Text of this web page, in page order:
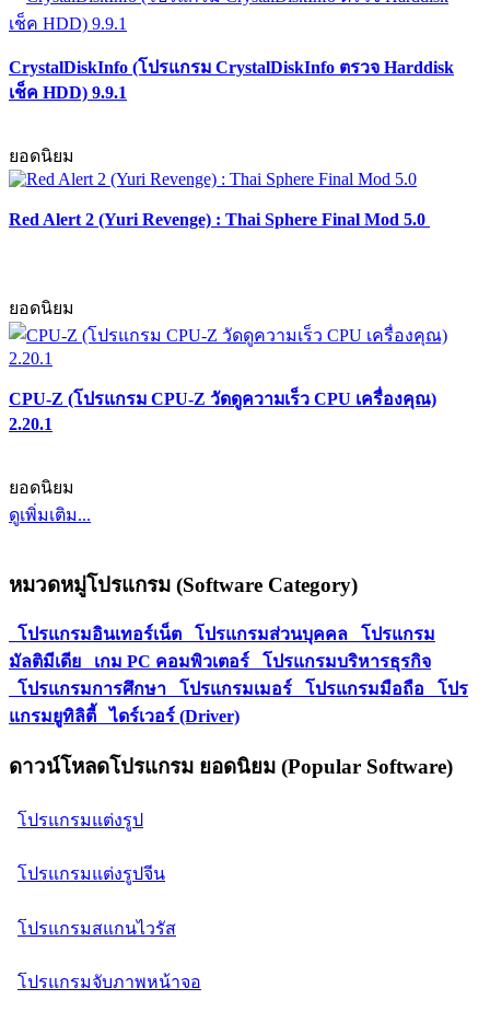
CrystalDiskInfo (โปรแกรม CrystalDiskInfo ตรวจ Harddisk
เช็ค HDD) 9.9.1
ยอดนิยม
Red Alert 2 (Yuri Revenge) : Thai Sphere Final Mod 5.0
ยอดนิยม
CPU-Z (โปรแกรม CPU-Z วัดดูความเร็ว CPU เครื่องคุณ)
2.20.1
ยอดนิยม
ดูเพิ่มเติม...
หมวดหมู่โปรแกรม (Software Category)
โปรแกรมอินเทอร์เน็ต โปรแกรมส่วนบุคคล
โปรแกรม
มัลติมีเดีย
เกม PC คอมพิวเตอร์
โปรแกรมบริหารธุรกิจ
โปรแกรมการศึกษา
โปรแกรมเมอร์ โปรแกรมมือถือ
โปร
แกรมยูทิลิตี้
ไดร์เวอร์ (Driver)
ดาวน์โหลดโปรแกรม ยอดนิยม (Popular Software)
โปรแกรมแต่งรูป
โปรแกรมแต่งรูปจีน
โปรแกรมสแกนไวรัส
โปรแกรมจับภาพหน้าจอ